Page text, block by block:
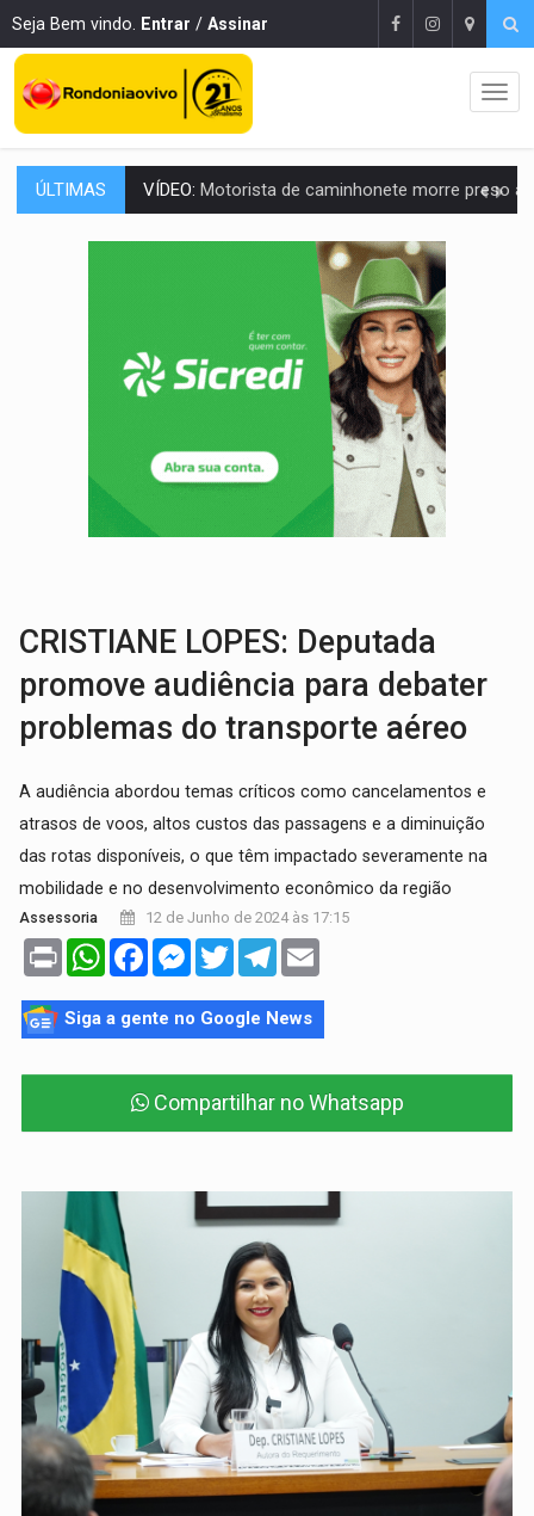
Seja Bem vindo. Entrar / Assinar
ÚLTIMAS LAZER:Seis lugares gratuitos para aproveitar o fim de semana
VÍDEO:FTICCO e Força Tática prendem membro do CV com arma e drogas
Prefeitura fortalece parceria com a APAE para ampliar ações
Exército testa inovações no combate a drones durante
TEMAS SOCIOAMBIENTAIS:Em Itapuã do Oeste, CINEMAZÔNIA leva cinema
Interior de Rondônia terá sábado (8) de calor
INFRAESTRUTURA: Após quase 30 anos de espera, asfalto chega ao
A ILHA: Coreografia de Rondônia estreia na programação do Festival de
CRISTIANE LOPES: Deputada
promove audiência para debater
problemas do transporte aéreo
A audiência abordou temas críticos como cancelamentos e
atrasos de voos, altos custos das passagens e a diminuição
das rotas disponíveis, o que têm impactado severamente na
mobilidade e no desenvolvimento econômico da região
Assessoria 12 de Junho de 2024 às 17:15
Print WhatsAppFacebookMessenger
TwitterTelegram
Siga a gente no Google News
Compartilhar no Whatsapp